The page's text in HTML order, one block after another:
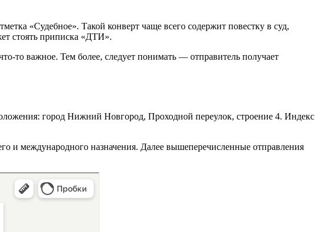
«Судебное». Такой конверт чаще всего содержит повестку в суд,
стоять приписка «ДТИ».
то важное. Тем более, следует понимать — отправитель получает
город Нижний Новгород, Проходной переулок, строение 4. Индекс
и международного назначения. Далее вышеперечисленные отправления